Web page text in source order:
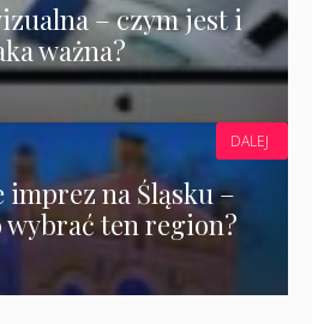
– czym jest i
ważna?
na Śląsku –
ten region?
DALEJ